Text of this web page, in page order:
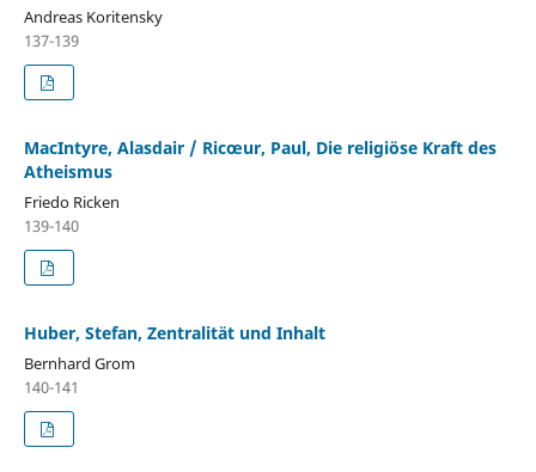
Andreas Koritensky
137-139
MacIntyre, Alasdair / Ricœur, Paul, Die religiöse Kraft des
Atheismus
Friedo Ricken
139-140
Huber, Stefan, Zentralität und Inhalt
Bernhard Grom
140-141